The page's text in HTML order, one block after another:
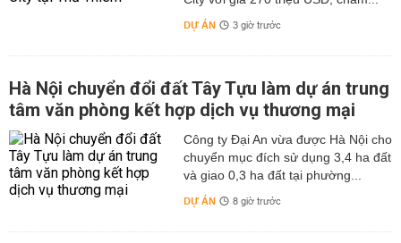
DỰ ÁN 3 giờ trước
Hà Nội chuyển đổi đất Tây Tựu làm dự án trung
tâm văn phòng kết hợp dịch vụ thương mại
Công ty Đại An vừa được Hà Nội cho
chuyển mục đích sử dụng 3,4 ha đất
và giao 0,3 ha đất tại phường...
DỰ ÁN 8 giờ trước